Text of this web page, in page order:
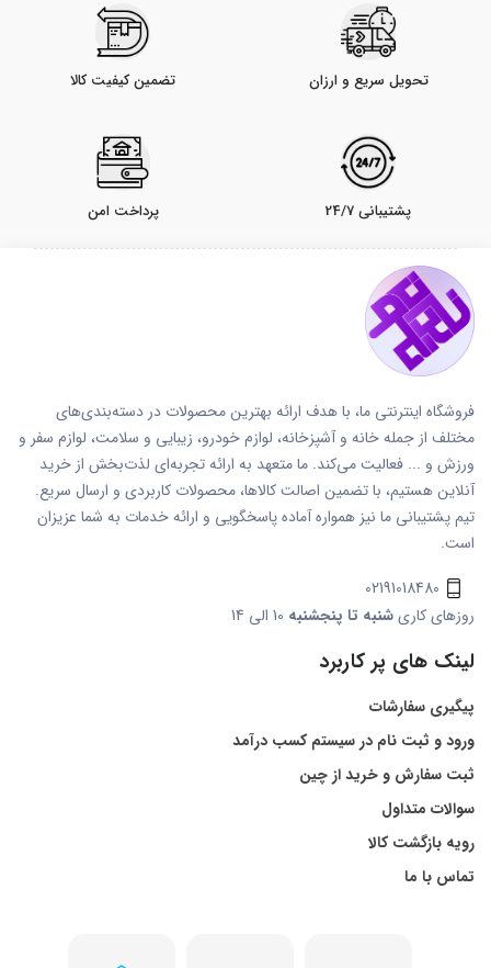
تحویل سریع و ارزان تضمین کیفیت کالا
پشتیبانی 24/7 پرداخت امن
فروشگاه اینترنتی ما، با هدف ارائه بهترین محصولات در دسته‌بندی‌های
مختلف از جمله خانه و آشپزخانه، لوازم خودرو، زیبایی و سلامت، لوازم سفر و
ورزش و ... فعالیت می‌کند. ما متعهد به ارائه تجربه‌ای لذت‌بخش از خرید
آنلاین هستیم، با تضمین اصالت کالاها، محصولات کاربردی و ارسال سریع.
تیم پشتیبانی ما نیز همواره آماده پاسخگویی و ارائه خدمات به شما عزیزان
است.
02191018480
روزهای کاریشنبه تا پنجشنبه
لینک های پر کاربرد
پیگیری سفارشات
ورود و ثبت نام در سیستم کسب درآمد
ثبت سفارش و خرید از چین
سوالات متداول
رویه بازگشت کالا
تماس با ما